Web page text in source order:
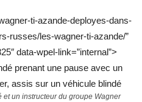
ti-azande-deployes-dans-
russes/les-wagner-ti-azande/”
data-wpel-link=”internal”>
un instructeur du groupe Wagner